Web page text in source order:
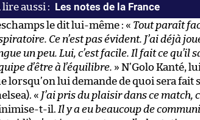
Les notes de la France
le dit lui-même : « Tout paraît
Ce n’est pas évident. J’ai déjà
un peu. Lui, c’est facile. Il fait ce
d’être à l’équilibre. » N’Golo Kanté,
lorsqu’on lui demande de quoi sera fait
« J’ai pris du plaisir dans ce match,
t-il. Il y a eu beaucoup de